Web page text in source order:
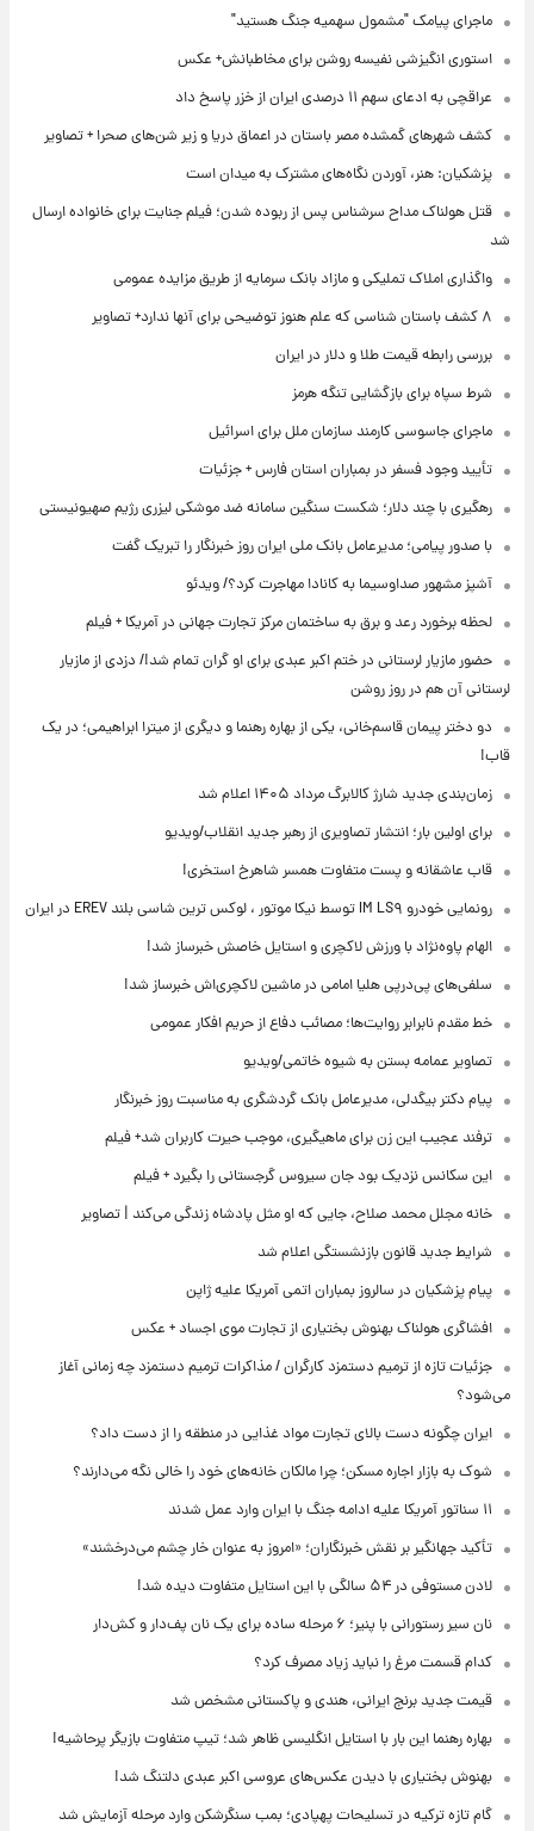
ماجرای پیامک "مشمول سهمیه جنگ هستید"
استوری انگیزشی نفیسه روشن برای مخاطبانش+ عکس
عراقچی به ادعای سهم ۱۱ درصدی ایران از خزر پاسخ داد
کشف شهرهای گمشده مصر باستان در اعماق دریا و زیر شن‌های صحرا + تصاویر
پزشکیان: هنر، آوردن نگاه‌های مشترک به میدان است
قتل هولناک مداح سرشناس پس از ربوده شدن؛ فیلم جنایت برای خانواده ارسال
شد
واگذاری املاک تملیکی و مازاد بانک سرمایه از طریق مزایده عمومی
۸ کشف باستان شناسی که علم هنوز توضیحی برای آنها ندارد+ تصاویر
بررسی رابطه قیمت طلا و دلار در ایران
شرط سپاه برای بازگشایی تنگه هرمز
ماجرای جاسوسی کارمند سازمان ملل برای اسرائیل
تأیید وجود فسفر در بمباران استان فارس + جزئیات
رهگیری با چند دلار؛ شکست سنگین سامانه ضد موشکی لیزری رژیم صهیونیستی
با صدور پیامی؛ مدیرعامل بانک ملی ایران روز خبرنگار را تبریک گفت
آشپز مشهور صداوسیما به کانادا مهاجرت کرد؟/ ویدئو
لحظه برخورد رعد و برق به ساختمان مرکز تجارت جهانی در آمریکا + فیلم
حضور مازیار لرستانی در ختم اکبر عبدی برای او گران تمام شد!/ دزدی از مازیار
لرستانی آن هم در روز روشن
دو دختر پیمان قاسم‌خانی، یکی از بهاره رهنما و دیگری از میترا ابراهیمی؛ در یک
قاب!
زمان‌بندی جدید شارژ کالابرگ مرداد ۱۴۰۵ اعلام شد
برای اولین بار؛ انتشار تصاویری از رهبر جدید انقلاب/ویدیو
قاب عاشقانه و پست متفاوت همسر شاهرخ استخری!
رونمایی خودرو IM LS۹ توسط نیکا موتور ، لوکس ترین شاسی بلند EREV در ایران
الهام پاوه‌نژاد با ورزش لاکچری و استایل خاصش خبرساز شد!
سلفی‌های پی‌درپی هلیا امامی در ماشین لاکچری‌اش خبرساز شد!
خط مقدم نابرابر روایت‌ها؛ مصائب دفاع از حریم افکار عمومی
تصاویر عمامه بستن به شیوه خاتمی/ویدیو
پیام دکتر بیگدلی، مدیرعامل بانک گردشگری به مناسبت روز خبرنگار
ترفند عجیب این زن برای ماهیگیری، موجب حیرت کاربران شد+ فیلم
این سکانس نزدیک بود جان سیروس گرجستانی را بگیرد + فیلم
خانه مجلل محمد صلاح، جایی که او مثل پادشاه زندگی می‌کند | تصاویر
شرایط جدید قانون بازنشستگی اعلام شد
پیام پزشکیان در سالروز بمباران اتمی آمریکا علیه ژاپن
افشاگری هولناک بهنوش بختیاری از تجارت موی اجساد + عکس
جزئیات تازه از ترمیم دستمزد کارگران / مذاکرات ترمیم دستمزد چه زمانی آغاز
می‌شود؟
ایران چگونه دست بالای تجارت مواد غذایی در منطقه را از دست داد؟
شوک به بازار اجاره مسکن؛ چرا مالکان خانه‌های خود را خالی نگه می‌دارند؟
۱۱ سناتور آمریکا علیه ادامه جنگ با ایران وارد عمل شدند
تأکید جهانگیر بر نقش خبرنگاران؛ «امروز به عنوان خار چشم می‌درخشند»
لادن مستوفی در ۵۴ سالگی با این استایل متفاوت دیده شد!
نان سیر رستورانی با پنیر؛ ۶ مرحله ساده برای یک نان پف‌دار و کش‌دار
کدام قسمت مرغ را نباید زیاد مصرف کرد؟
قیمت جدید برنج ایرانی، هندی و پاکستانی مشخص شد
بهاره رهنما این بار با استایل انگلیسی ظاهر شد؛ تیپ متفاوت بازیگر پرحاشیه!
بهنوش بختیاری با دیدن عکس‌های عروسی اکبر عبدی دلتنگ شد!
گام تازه ترکیه در تسلیحات پهپادی؛ بمب سنگرشکن وارد مرحله آزمایش شد